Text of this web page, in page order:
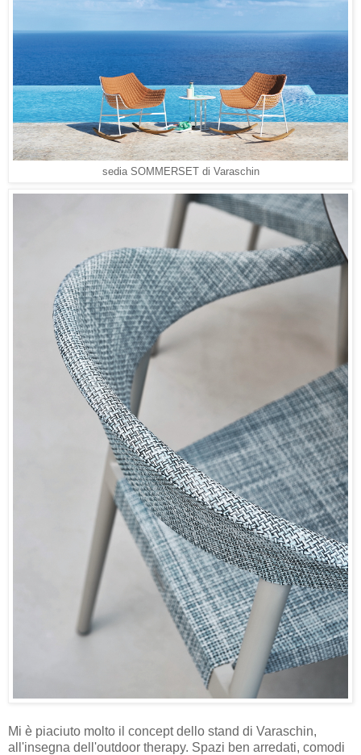
sedia SOMMERSET di Varaschin
Mi è piaciuto molto il concept dello stand di Varaschin,
all'insegna dell'outdoor therapy. Spazi ben arredati, comodi